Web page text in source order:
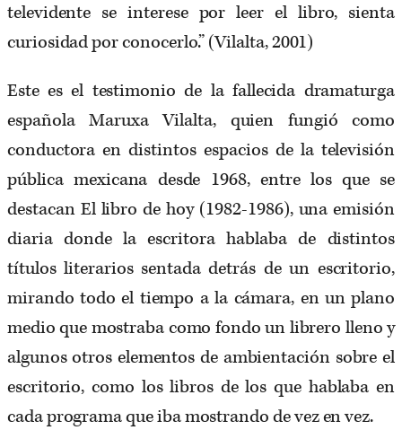
televidente se interese por leer el libro, sienta
curiosidad por conocerlo.” (Vilalta, 2001)
Este es el testimonio de la fallecida dramaturga
española Maruxa Vilalta, quien fungió como
conductora en distintos espacios de la televisión
pública mexicana desde 1968, entre los que se
destacan El libro de hoy (1982-1986), una emisión
diaria donde la escritora hablaba de distintos
títulos literarios sentada detrás de un escritorio,
mirando todo el tiempo a la cámara, en un plano
medio que mostraba como fondo un librero lleno y
algunos otros elementos de ambientación sobre el
escritorio, como los libros de los que hablaba en
cada programa que iba mostrando de vez en vez.